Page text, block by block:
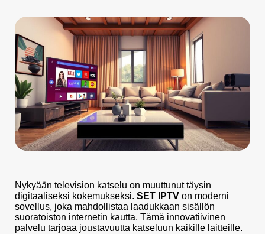
Nykyään television katselu on muuttunut täysin
digitaaliseksi kokemukseksi. SET IPTV on moderni
sovellus, joka mahdollistaa laadukkaan sisällön
suoratoiston internetin kautta. Tämä innovatiivinen
palvelu tarjoaa joustavuutta katseluun kaikille laitteille.